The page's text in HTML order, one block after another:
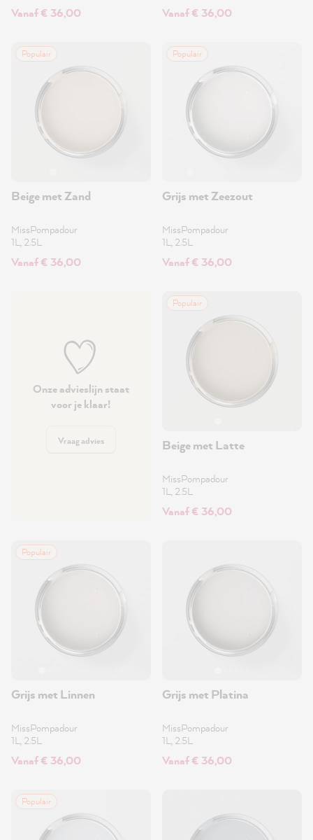
Vanaf € 36,00 Vanaf € 36,00
Populair
Beige met Zand
MissPompadour
1L, 2.5L
Vanaf € 36,00
Populair
Grijs met Zeezout
MissPompadour
1L, 2.5L
Vanaf € 36,00
Onze advieslijn staat
voor je klaar!
Vraag advies
Populair
Beige met Latte
MissPompadour
1L, 2.5L
Vanaf € 36,00
Populair
Grijs met Linnen
MissPompadour
1L, 2.5L
Vanaf € 36,00
Grijs met Platina
MissPompadour
1L, 2.5L
Vanaf € 36,00
Populair